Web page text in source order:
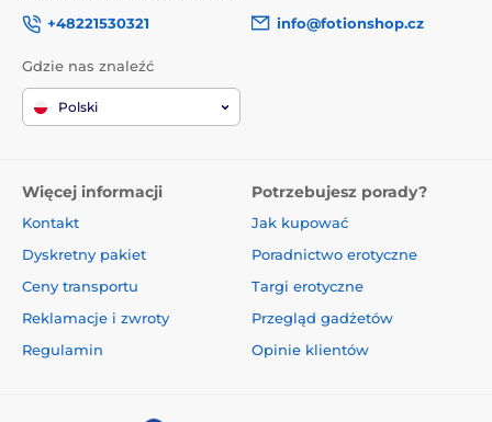
+48221530321
info@fotionshop.cz
Gdzie nas znaleźć
Polski
Więcej informacji
Kontakt
Dyskretny pakiet
Ceny transportu
Reklamacje i zwroty
Regulamin
Potrzebujesz porady?
Jak kupować
Poradnictwo erotyczne
Targi erotyczne
Przegląd gadżetów
Opinie klientów